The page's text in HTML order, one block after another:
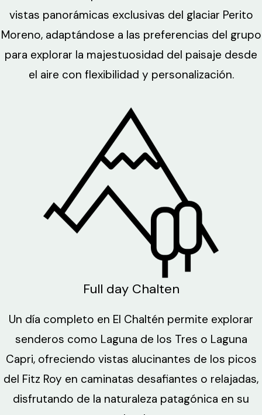
vistas panorámicas exclusivas del glaciar Perito
Moreno, adaptándose a las preferencias del grupo
para explorar la majestuosidad del paisaje desde
el aire con flexibilidad y personalización.
Full day Chalten
Un día completo en El Chaltén permite explorar
senderos como Laguna de los Tres o Laguna
Capri, ofreciendo vistas alucinantes de los picos
del Fitz Roy en caminatas desafiantes o relajadas,
disfrutando de la naturaleza patagónica en su